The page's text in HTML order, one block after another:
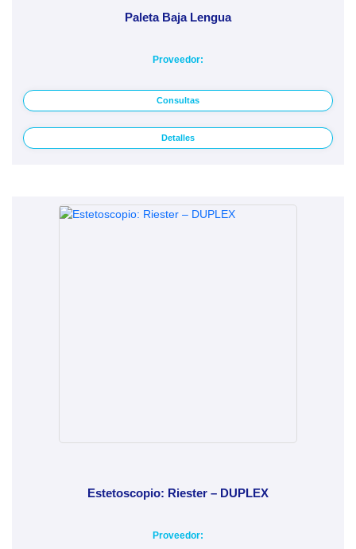
Paleta Baja Lengua
Proveedor:
Consultas
Detalles
Estetoscopio: Riester – DUPLEX
Proveedor: